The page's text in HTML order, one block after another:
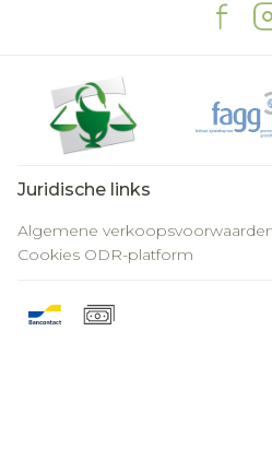
Juridische links
Algemene
Cookies ODR-platform